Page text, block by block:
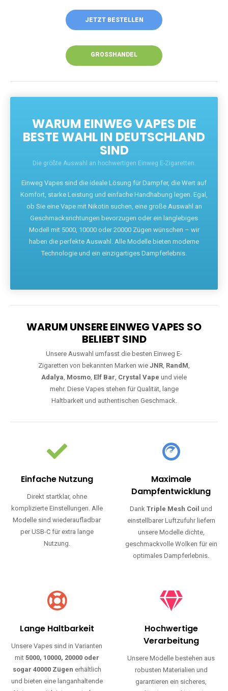
JETZT BESTELLEN
GROSSHANDEL
WARUM EINWEG VAPES DIE
BESTE WAHL IN DEUTSCHLAND
SIND
Die größte Auswahl an hochwertigen Einweg E-Zigaretten.
Einweg Vapes sind die ideale Lösung für Dampfer, die Wert auf
Komfort, starke Leistung und einfache Handhabung legen. Egal,
ob Sie eine Vape mit Nikotin suchen, eine große Auswahl an
Geschmacksrichtungen bevorzugen oder ein langlebiges
Modell mit 5000, 10000 oder 20000 Zügen wünschen – wir
haben die perfekte Auswahl. Alle Modelle bieten moderne
Technologie und ein einzigartiges Dampferlebnis.
WARUM UNSERE EINWEG VAPES SO
BELIEBT SIND
Unsere Auswahl umfasst die besten Einweg E-
Zigaretten von bekannten Marken wie JNR, RandM,
Adalya, Mosmo, Elf Bar, Crystal Vape und viele
mehr. Diese Vapes stehen für Qualität, lange
Haltbarkeit und authentischen Geschmack.
Einfache Nutzung
Direkt startklar, ohne
komplizierte Einstellungen. Alle
Modelle sind wiederaufladbar
per USB-C für extra lange
Nutzung.
Maximale
Dampfentwicklung
DankTriple Mesh Coil und
einstellbarer Luftzufuhr liefern
unsere Modelle dichte,
geschmackvolle Wolken für ein
optimales Dampferlebnis.
Lange Haltbarkeit
Unsere Vapes sind in Varianten
mit 5000, 10000, 20000 oder
sogar 40000 Zügen erhältlich
und bieten eine langanhaltende
Hochwertige
Verarbeitung
Unsere Modelle bestehen aus
robusten Materialien und
garantieren ein sicheres,